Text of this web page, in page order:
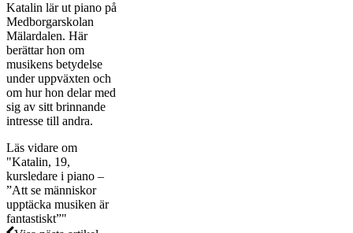
Katalin lär ut piano på
Medborgarskolan
Mälardalen. Här
berättar hon om
musikens betydelse
under uppväxten och
om hur hon delar med
sig av sitt brinnande
intresse till andra.
Läs vidare om
"Katalin, 19,
kursledare i piano –
”Att se människor
upptäcka musiken är
fantastiskt”"